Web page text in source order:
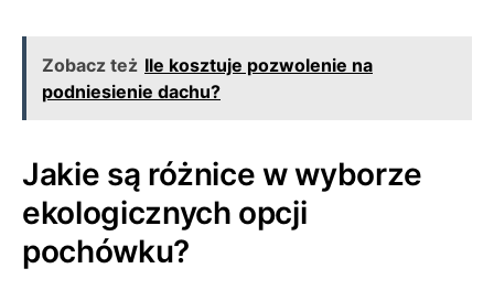
Zobacz też Ile kosztuje pozwolenie na
podniesienie dachu?
Jakie są różnice w wyborze
ekologicznych opcji
pochówku?